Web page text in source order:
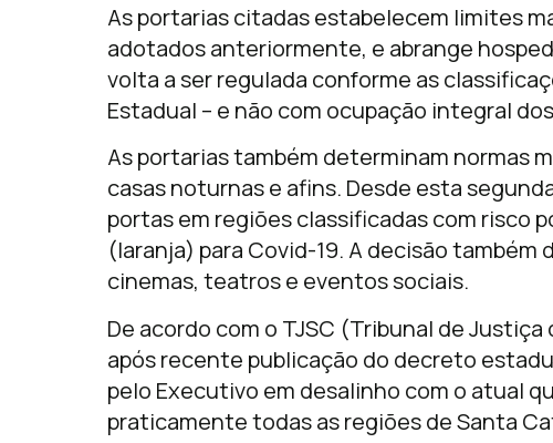
As portarias citadas estabelecem limites
adotados anteriormente, e abrange
volta a ser regulada conforme as
Estadual – e não com ocupação integral
As portarias também determinam normas
casas noturnas e afins. Desde esta
portas em regiões classificadas com risco
(laranja) para Covid-19. A decisão
cinemas, teatros e eventos sociais.
De acordo com o TJSC (Tribunal de
após recente publicação do decreto
pelo Executivo em desalinho com o atual
praticamente todas as regiões de Santa